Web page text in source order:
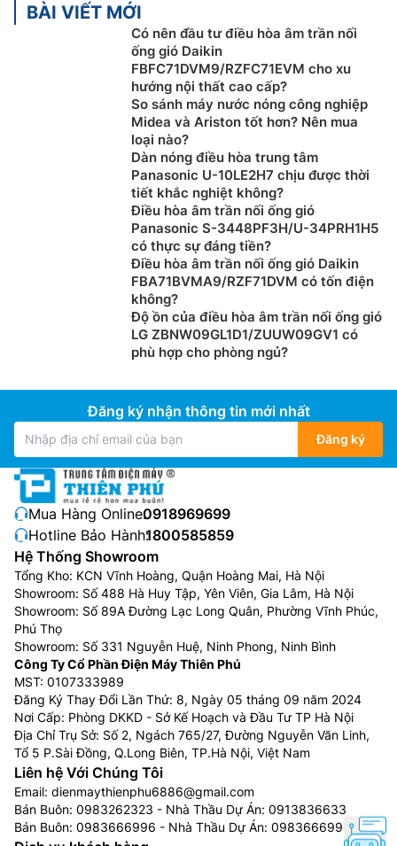
BÀI VIẾT MỚI
Có nên đầu tư điều hòa âm trần nối
ống gió Daikin
FBFC71DVM9/RZFC71EVM cho xu
hướng nội thất cao cấp?
So sánh máy nước nóng công nghiệp
Midea và Ariston tốt hơn? Nên mua
loại nào?
Dàn nóng điều hòa trung tâm
Panasonic U-10LE2H7 chịu được thời
tiết khắc nghiệt không?
Điều hòa âm trần nối ống gió
Panasonic S-3448PF3H/U-34PRH1H5
có thực sự đáng tiền?
Điều hòa âm trần nối ống gió Daikin
FBA71BVMA9/RZF71DVM có tốn điện
không?
Độ ồn của điều hòa âm trần nối ống gió
LG ZBNW09GL1D1/ZUUW09GV1 có
phù hợp cho phòng ngủ?
Đăng ký nhận thông tin mới nhất
Đăng ký
Mua Hàng Online:0918969699
Hotline Bảo Hành:1800585859
Hệ Thống Showroom
Tổng Kho: KCN Vĩnh Hoàng, Quận Hoàng Mai, Hà Nội
Showroom: Số 488 Hà Huy Tập, Yên Viên, Gia Lâm, Hà Nội
Showroom: Số 89A Đường Lạc Long Quân, Phường Vĩnh Phúc,
Phú Thọ
Showroom: Số 331 Nguyễn Huệ, Ninh Phong, Ninh Bình
Công Ty Cổ Phần Điện Máy Thiên Phú
MST: 0107333989
Đăng Ký Thay Đổi Lần Thứ: 8, Ngày 05 tháng 09 năm 2024
Nơi Cấp: Phòng DKKD - Sở Kế Hoạch và Đầu Tư TP Hà Nội
Địa Chỉ Trụ Sở: Số 2, Ngách 765/27, Đường Nguyễn Văn Linh,
Tổ 5 P.Sài Đồng, Q.Long Biên, TP.Hà Nội, Việt Nam
Liên hệ Với Chúng Tôi
Email: dienmaythienphu6886@gmail.com
Bán Buôn: 0983262323 - Nhà Thầu Dự Án: 0913836633
Bán Buôn: 0983666996 - Nhà Thầu Dự Án: 0983666996